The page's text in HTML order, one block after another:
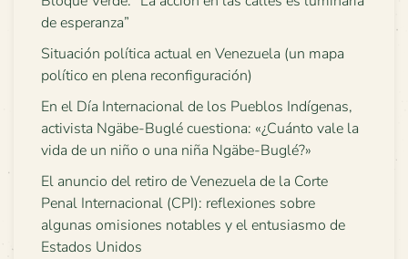
de esperanza”
Situación política actual en Venezuela (un mapa
político en plena reconfiguración)
En el Día Internacional de los Pueblos Indígenas,
activista Ngäbe-Buglé cuestiona: «¿Cuánto vale la
vida de un niño o una niña Ngäbe-Buglé?»
El anuncio del retiro de Venezuela de la Corte
Penal Internacional (CPI): reflexiones sobre
algunas omisiones notables y el entusiasmo de
Estados Unidos